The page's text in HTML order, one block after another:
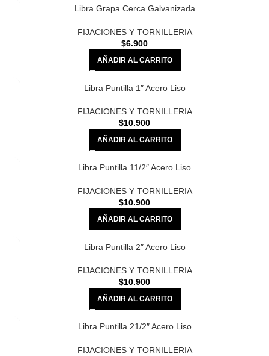
Libra Grapa Cerca Galvanizada
FIJACIONES Y TORNILLERIA
$6.900
AÑADIR AL CARRITO
Libra Puntilla 1″ Acero Liso
FIJACIONES Y TORNILLERIA
$10.900
AÑADIR AL CARRITO
Libra Puntilla 11/2″ Acero Liso
FIJACIONES Y TORNILLERIA
$10.900
AÑADIR AL CARRITO
Libra Puntilla 2″ Acero Liso
FIJACIONES Y TORNILLERIA
$10.900
AÑADIR AL CARRITO
Libra Puntilla 21/2″ Acero Liso
FIJACIONES Y TORNILLERIA